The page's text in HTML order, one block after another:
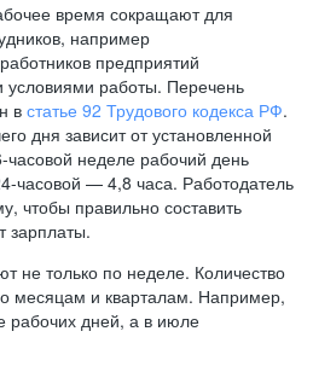
время сокращают для
например
предприятий
работы. Перечень
в статье 92 Трудового кодекса РФ.
дня зависит от установленной
часовой неделе рабочий день
часовой —4,8 часа. Работодатель
чтобы правильно составить
зарплаты.
не только по неделе. Количество
месяцам и кварталам. Например,
дней, а в июле